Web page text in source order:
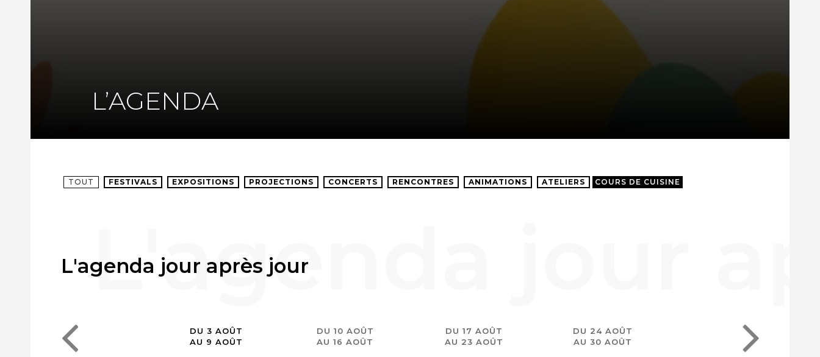
L’AGENDA
TOUT FESTIVALS EXPOSITIONS PROJECTIONS CONCERTS RENCONTRES ANIMATIONS ATELIERS COURS DE CUISINE
L'agenda jour après jour
DU 3 AOÛT
AU 9 AOÛT
DU 10 AOÛT
AU 16 AOÛT
DU 17 AOÛT
AU 23 AOÛT
DU 24 AOÛT
AU 30 AOÛT